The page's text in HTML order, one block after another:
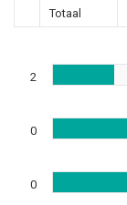
Totaal
2
0
0